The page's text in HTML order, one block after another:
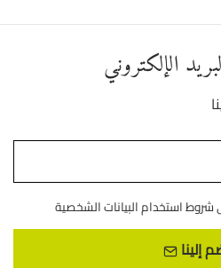
الإلكتروني
إلينا